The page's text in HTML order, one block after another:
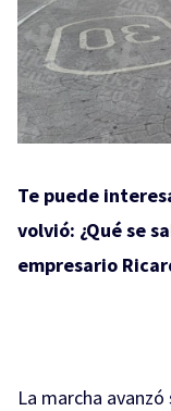
Te puede
volvió: ¿Qué se
empresario
La marcha